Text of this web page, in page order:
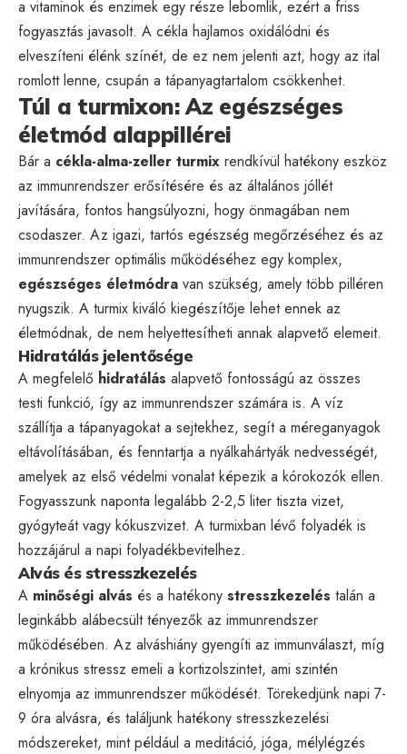
a vitaminok és enzimek egy része lebomlik, ezért a friss
fogyasztás javasolt. A cékla hajlamos oxidálódni és
elveszíteni élénk színét, de ez nem jelenti azt, hogy az ital
romlott lenne, csupán a tápanyagtartalom csökkenhet.
Túl a turmixon: Az egészséges
életmód alappillérei
Bár a cékla-alma-zeller turmix rendkívül hatékony eszköz
az immunrendszer erősítésére és az általános jóllét
javítására, fontos hangsúlyozni, hogy önmagában nem
csodaszer. Az igazi, tartós egészség megőrzéséhez és az
immunrendszer optimális működéséhez egy komplex,
egészséges életmódra van szükség, amely több pilléren
nyugszik. A turmix kiváló kiegészítője lehet ennek az
életmódnak, de nem helyettesítheti annak alapvető elemeit.
Hidratálás jelentősége
A megfelelő hidratálás alapvető fontosságú az összes
testi funkció, így az immunrendszer számára is. A víz
szállítja a tápanyagokat a sejtekhez, segít a méreganyagok
eltávolításában, és fenntartja a nyálkahártyák nedvességét,
amelyek az első védelmi vonalat képezik a kórokozók ellen.
Fogyasszunk naponta legalább 2-2,5 liter tiszta vizet,
gyógyteát vagy kókuszvizet. A turmixban lévő folyadék is
hozzájárul a napi folyadékbevitelhez.
Alvás és stresszkezelés
A minőségi alvás és a hatékony stresszkezelés talán a
leginkább alábecsült tényezők az immunrendszer
működésében. Az alváshiány gyengíti az immunválaszt, míg
a krónikus stressz emeli a kortizolszintet, ami szintén
elnyomja az immunrendszer működését. Törekedjünk napi 7-
9 óra alvásra, és találjunk hatékony stresszkezelési
módszereket, mint például a meditáció, jóga, mélylégzés